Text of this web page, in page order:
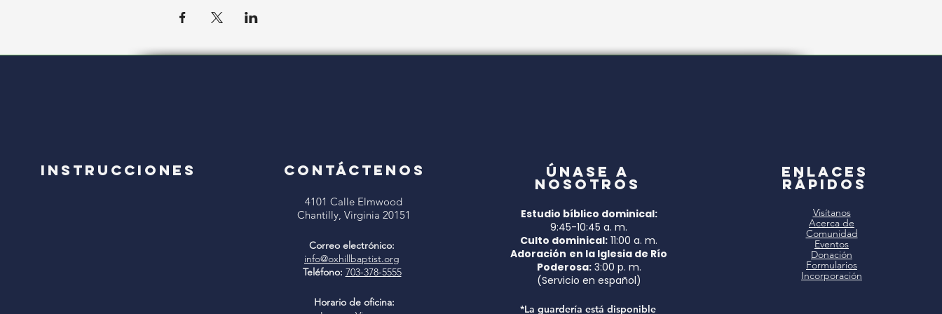
Instrucciones CONTÁCTENOS
4101 Calle Elmwood
Chantilly, Virginia 20151
Correo electrónico:
info@oxhillbaptist.org
Teléfono: 703-378-5555
Horario de oficina:
Únase a
nosotros
Estudio bíblico dominical:
9:45-10:45 a. m.
Culto dominical: 11:00 a. m.
Adoración en la Iglesia de Río
Poderosa:3:00 p. m.
(Servicio en español)
*La guardería está disponible
Enlaces
rápidos
Visítanos
Acerca de
Comunidad
Eventos
Donación
Formularios
Incorporación